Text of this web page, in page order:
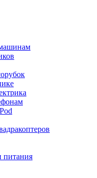
питания